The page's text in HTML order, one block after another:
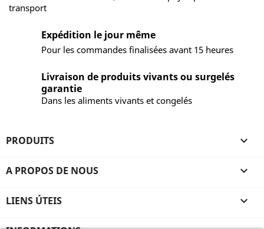
transport
Expédition le jour même
Pour les commandes finalisées avant 15 heures
Livraison de produits vivants ou surgelés
garantie
Dans les aliments vivants et congelés
PRODUITS 
A PROPOS DE NOUS 
LIENS ÚTEIS 